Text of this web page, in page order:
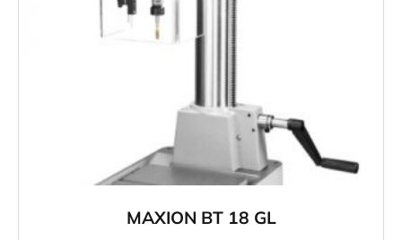
MAXION BT 18 GL